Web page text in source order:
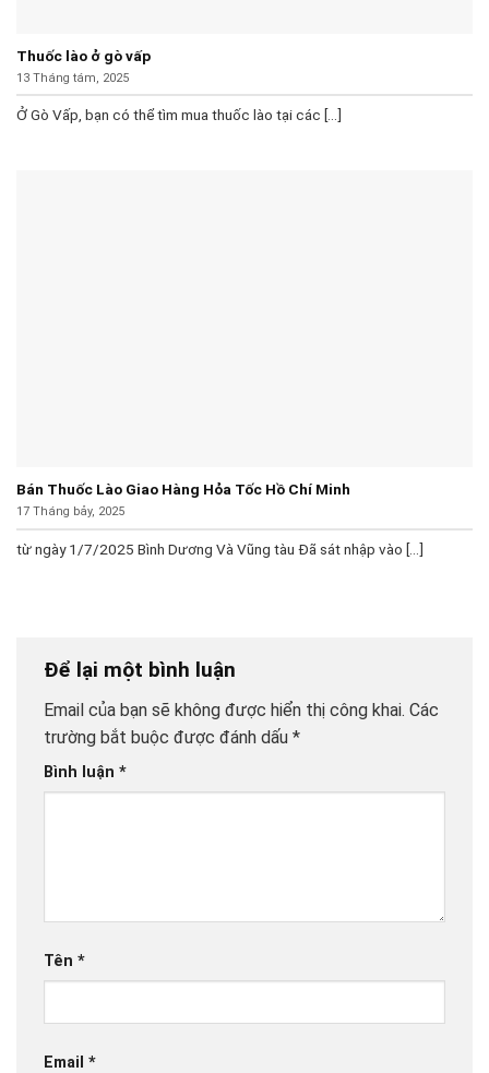
Thuốc lào ở gò vấp
13 Tháng tám, 2025
Ở Gò Vấp, bạn có thể tìm mua thuốc lào tại các [...]
Bán Thuốc Lào Giao Hàng Hỏa Tốc Hồ Chí Minh
17 Tháng bảy, 2025
từ ngày 1/7/2025 Bình Dương Và Vũng tàu Đã sát nhập vào [...]
Để lại một bình luận
Email của bạn sẽ không được hiển thị công khai. Các
trường bắt buộc được đánh dấu *
Bình luận *
Tên *
Email *